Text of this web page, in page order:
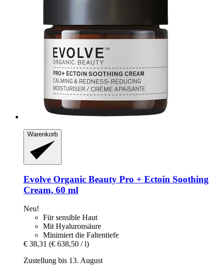
Warenkorb
Evolve Organic Beauty Pro + Ectoin Soothing
Cream, 60 ml
Neu!
Für sensible Haut
Mit Hyaluronsäure
Minimiert die Faltentiefe
€ 38,31 (€ 638,50 / l)
Zustellung bis 13. August